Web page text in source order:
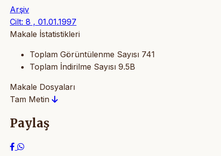
Arşiv
Cilt: 8 , 01.01.1997
Makale İstatistikleri
Toplam Görüntülenme Sayısı 741
Toplam İndirilme Sayısı 9.5B
Makale Dosyaları
Tam Metin
Paylaş